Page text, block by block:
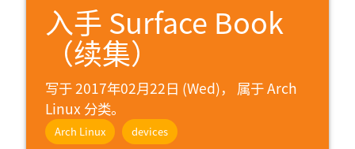
入手 Surface Book
（续集）
写于 2017年02月22日 (Wed)， 属于Arch
Linux 分类。
Arch Linux devices